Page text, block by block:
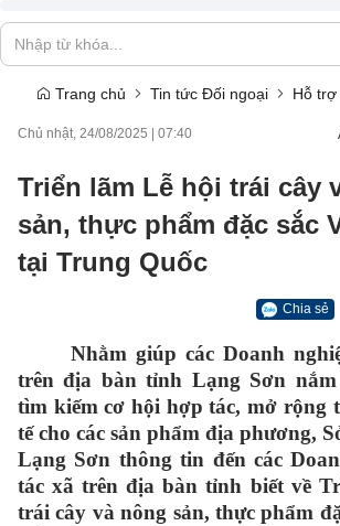
Trang chủ Tin tức Đối ngoại Hỗ
Chủ nhật, 24/08/2025 07:40
Triển lãm Lễ hội trái cây
sản, thực phẩm đặc sắc
tại Trung Quốc
Chia sẻ
Nhằm giúp các Doanh
trên địa bàn tỉnh Lạng Sơn
tìm kiếm cơ hội hợp tác, mở rộng
tế cho các sản phẩm địa phương,
Lạng Sơn thông tin đến các
tác xã trên địa bàn tỉnh biết về
trái cây và nông sản, thực phẩm